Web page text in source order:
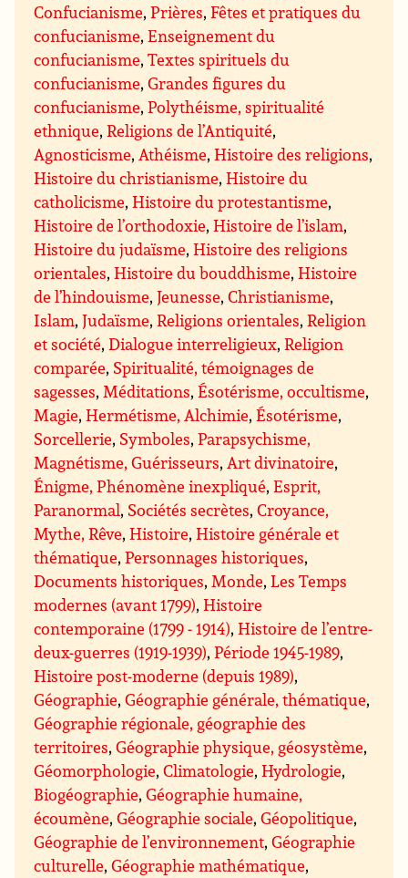
Confucianisme,Prières,Fêtes et pratiques du
confucianisme,Enseignement du
confucianisme,Textes spirituels du
confucianisme,Grandes figures du
confucianisme,Polythéisme, spiritualité
ethnique,Religions de l’Antiquité,
Agnosticisme, Athéisme,Histoire des religions,
Histoire du christianisme,Histoire du
catholicisme,Histoire du protestantisme,
Histoire de l’orthodoxie,Histoire de l’islam,
Histoire du judaïsme,Histoire des religions
orientales,Histoire du bouddhisme,Histoire
de l’hindouisme,Jeunesse,Christianisme,
Islam,Judaïsme,Religions orientales,Religion
et société,Dialogue interreligieux,Religion
comparée, Spiritualité, témoignages de
sagesses, Méditations,Ésotérisme, occultisme,
Magie,Hermétisme, Alchimie,Ésotérisme,
Sorcellerie, Symboles,Parapsychisme,
Magnétisme, Guérisseurs, Art divinatoire,
Énigme, Phénomène inexpliqué,Esprit,
Paranormal, Sociétés secrètes,Croyance,
Mythe, Rêve,Histoire,Histoire générale et
thématique,Personnages historiques,
Documents historiques, Monde,Les Temps
modernes (avant 1799),Histoire
contemporaine (1799 - 1914),Histoire de l’entre-
deux-guerres (1919-1939),Période 1945-1989,
Histoire post-moderne (depuis 1989),
Géographie,Géographie générale, thématique,
Géographie régionale, géographie des
territoires,Géographie physique, géosystème,
Géomorphologie,Climatologie,Hydrologie,
Biogéographie,Géographie humaine,
écoumène,Géographie sociale,Géopolitique,
Géographie de l’environnement,Géographie
culturelle,Géographie mathématique,